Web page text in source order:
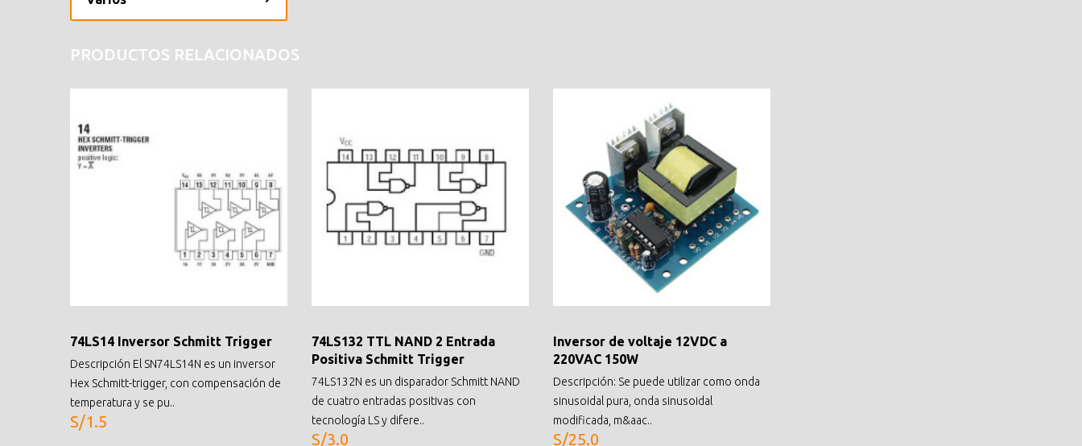
PRODUCTOS RELACIONADOS
74LS14 Inversor Schmitt Trigger
Descripción El SN74LS14N es un inversor
Hex Schmitt-trigger, con compensación de
temperatura y se pu..
S/1.5
74LS132 TTL NAND 2 Entrada
Positiva Schmitt Trigger
74LS132N es un disparador Schmitt NAND
de cuatro entradas positivas con
tecnología LS y difere..
S/3.0
Inversor de voltaje 12VDC a
220VAC 150W
Descripción: Se puede utilizar como onda
sinusoidal pura, onda sinusoidal
modificada, m&aac..
S/25.0